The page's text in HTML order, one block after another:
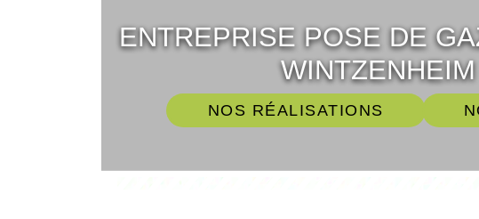
ENTREPRISE POSE DE
NOS RÉALISATIONS